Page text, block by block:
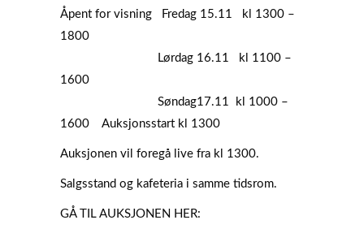
Åpent for visning Fredag 15.11 kl 1300 –
1800
Lørdag 16.11 kl 1100 –
1600
Søndag17.11 kl 1000 –
1600 Auksjonsstart kl 1300
Auksjonen vil foregå live fra kl 1300.
Salgsstand og kafeteria i samme tidsrom.
GÅ TIL AUKSJONEN HER: